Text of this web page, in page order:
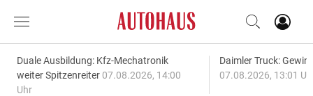
Duale Ausbildung: Kfz-Mechatronik
weiter Spitzenreiter 07.08.2026, 14:00
Uhr
Daimler Truck:
07.08.2026, 13:01